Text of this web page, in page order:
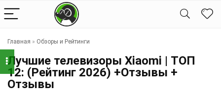
Главная » Обзоры и Рейтинги
Лучшие телевизоры Xiaomi | ТОП
12: (Рейтинг 2026) +Отзывы +
Отзывы